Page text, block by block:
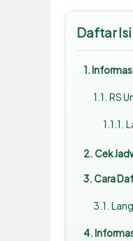
Daftar Isi
RS
Cek
Cara